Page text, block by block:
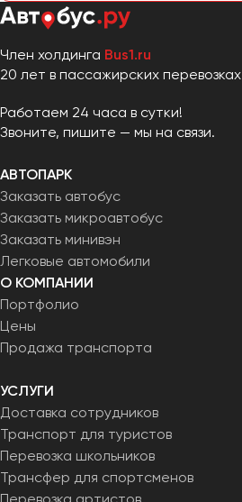
Член холдинга Bus1.ru
20 лет в пассажирских перевозках
Работаем 24 часа в сутки!
Звоните, пишите — мы на связи.
АВТОПАРК
Заказать автобус
Заказать микроавтобус
Заказать минивэн
Легковые автомобили
О КОМПАНИИ
Портфолио
Цены
Продажа транспорта
УСЛУГИ
Доставка сотрудников
Транспорт для туристов
Перевозка школьников
Трансфер для спортсменов